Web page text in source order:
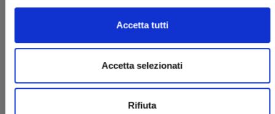
Accetta tutti
Accetta selezionati
Rifiuta
I CAVALIERI DELLO ZODIACO - SAINT SEIYA: TIME
ODYSSEY n. 1
COLLECTOR EDITION